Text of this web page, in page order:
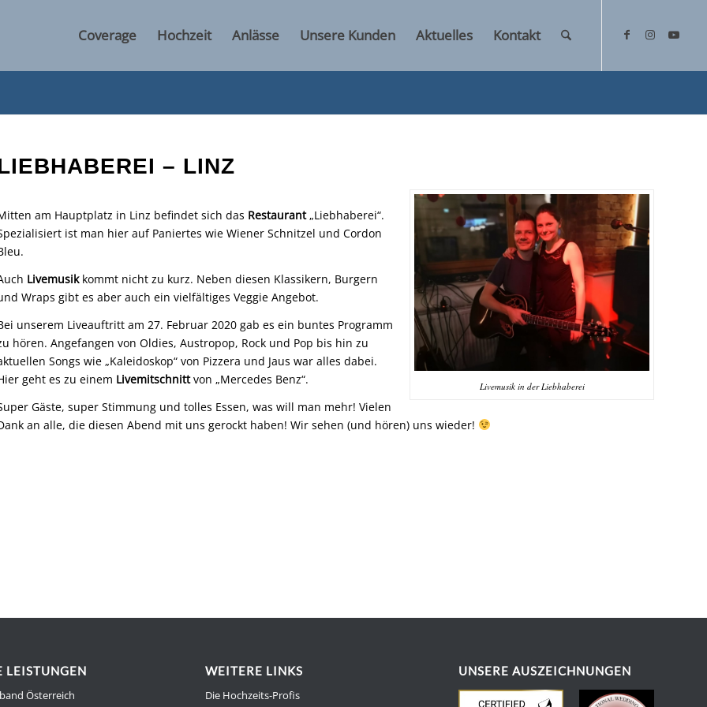
Coverage Hochzeit Anlässe Unsere Kunden Aktuelles Kontakt
– LINZ
Livemusik in der Liebhaberei
am Hauptplatz in Linz befindet sich das Restaurant„Liebhaberei“.
ist man hier auf Paniertes wie Wiener Schnitzel und Cordon
Livemusikkommt nicht zu kurz. Neben diesen Klassikern, Burgern
Wraps gibt es aber auch ein vielfältiges Veggie Angebot.
unserem Liveauftritt am 27. Februar 2020 gab es ein buntes Programm
hören. Angefangen von Oldies, Austropop, Rock und Pop bis hin zu
Songs wie „Kaleidoskop“ von Pizzera und Jaus war alles dabei.
geht es zu einem Livemitschnittvon „Mercedes Benz“.
Gäste, super Stimmung und tolles Essen, was will man mehr! Vielen
an alle, die diesen Abend mit uns gerockt haben! Wir sehen (und hören) uns wieder!
LEISTUNGEN
Österreich
WEITERE LINKS
Die Hochzeits-Profis
UNSERE AUSZEICHNUNGEN